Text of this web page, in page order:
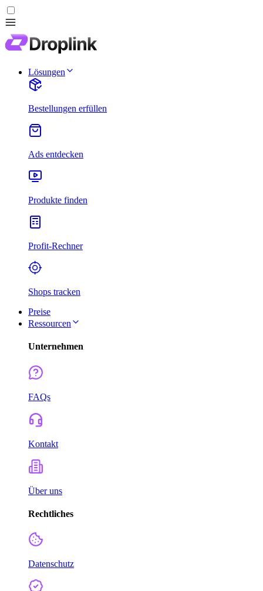
Lösungen
Bestellungen erfüllen
Ads entdecken
Produkte finden
Profit-Rechner
Shops tracken
Preise
Ressourcen
Unternehmen
FAQs
Kontakt
Über uns
Rechtliches
Datenschutz